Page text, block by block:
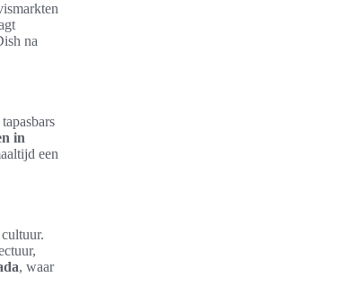
na
in
een
, waar